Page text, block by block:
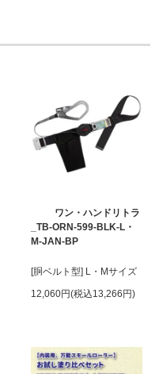
ワン・ハンドリトラ
_TB-ORN-599-BLK-L・
M-JAN-BP
[胴ベルト型] L・Mサイズ
12,060円(税込13,266円)